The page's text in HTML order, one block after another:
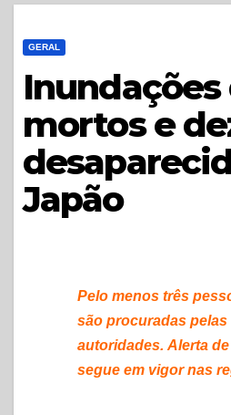
GERAL
mortos e
Japão
Pelo menos três
são procuradas pelas
autoridades. Alerta
segue em vigor nas